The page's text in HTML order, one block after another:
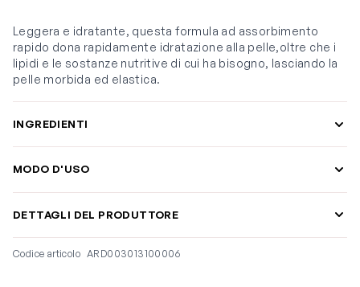
Leggera e idratante, questa formula ad assorbimento
rapido dona rapidamente idratazione alla pelle,oltre che i
lipidi e le sostanze nutritive di cui ha bisogno, lasciando la
pelle morbida ed elastica.
INGREDIENTI
MODO D'USO
DETTAGLI DEL PRODUTTORE
Codice articolo ARD003013100006